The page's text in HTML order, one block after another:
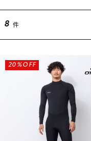
ムラ
8 件
20%OFF